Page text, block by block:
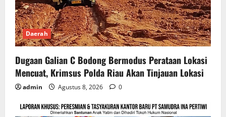
Daerah
Dugaan Galian C Bodong Bermodus Perataan Lokasi
Mencuat, Krimsus Polda Riau Akan Tinjauan Lokasi
admin Agustus 8, 2026 0